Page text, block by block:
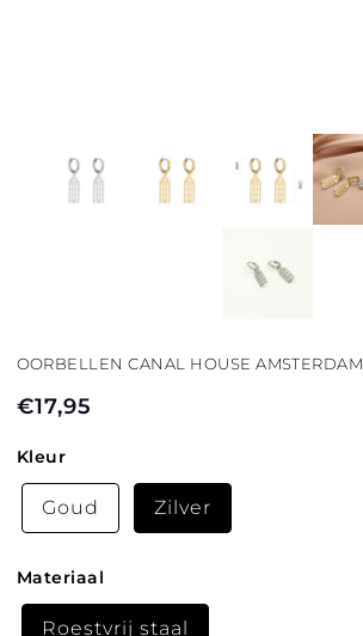
OORBELLEN CANAL HOUSE AMSTERDAM
Normale
€17,95
Kleur
Goud Zilver
Materiaal
Roestvrij staal